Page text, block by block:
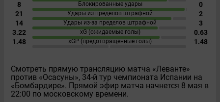
Блокированные удары
8 0
Удары из пределов штрафной
21 2
Удары из-за пределов штрафной
14 3
xG (ожидаемые голы)
3.22 0.63
xGP (предотвращенные голы)
1.48 1.48
Смотреть прямую трансляцию матча «Леванте»
против «Осасуны», 34-й тур чемпионата Испании на
«Бомбардире». Прямой эфир матча начнется 8 мая в
22:00 по московскому времени.